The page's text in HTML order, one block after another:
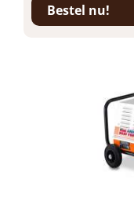
Bestel nu!